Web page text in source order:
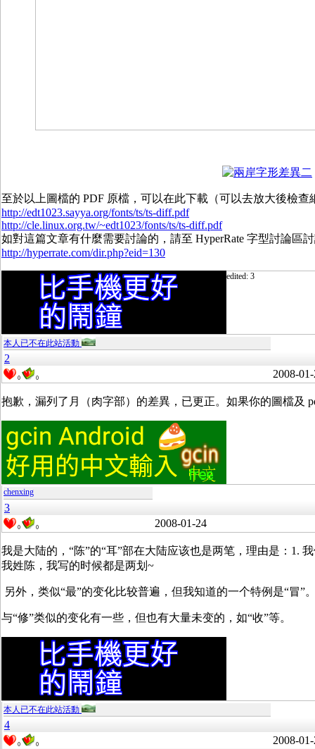
至於以上圖檔的 PDF 原檔，可以在此下載（可以去放大後檢查
http://edt1023.sayya.org/fonts/ts/ts-diff.pdf
http://cle.linux.org.tw/~edt1023/fonts/ts/ts-diff.pdf
如對這篇文章有什麼需要討論的，請至 HyperRate 字型討論區
http://hyperrate.com/dir.php?eid=130
edited: 3
本人已不在此站活動
2
0 0 2008-
抱歉，漏列了月（肉字部）的差異，已更正。如果你的圖檔及
chenxing
3
0 0 2008-01-24
我是大陆的，“陈”的“耳”部在大陆应该也是两笔，理由是：1.
我姓陈，我写的时候都是两划~
另外，类似“最”的变化比较普遍，但我知道的一个特例是“冒”
与“修”类似的变化有一些，但也有大量未变的，如“收”等。
本人已不在此站活動
4
0 0 2008-